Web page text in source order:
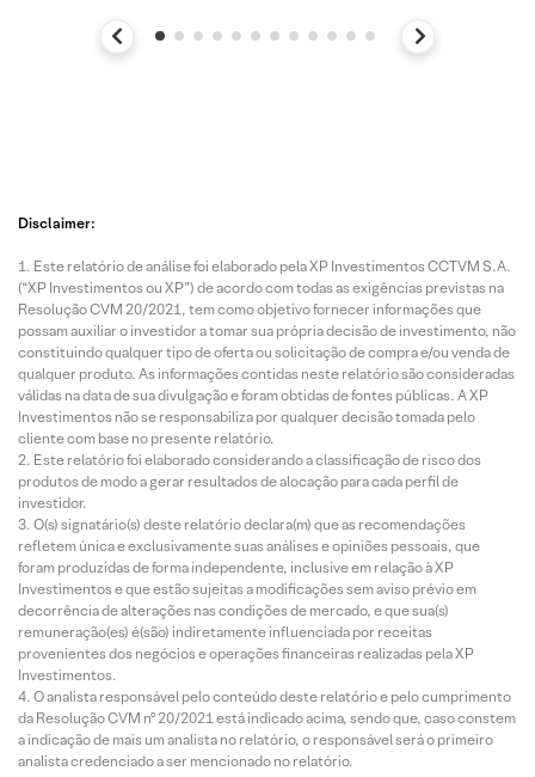
Disclaimer:
Este relatório de análise foi elaborado pela XP Investimentos CCTVM S.A.
(“XP Investimentos ou XP”) de acordo com todas as exigências previstas na
Resolução CVM 20/2021, tem como objetivo fornecer informações que
possam auxiliar o investidor a tomar sua própria decisão de investimento, não
constituindo qualquer tipo de oferta ou solicitação de compra e/ou venda de
qualquer produto. As informações contidas neste relatório são consideradas
válidas na data de sua divulgação e foram obtidas de fontes públicas. A XP
Investimentos não se responsabiliza por qualquer decisão tomada pelo
cliente com base no presente relatório.
Este relatório foi elaborado considerando a classificação de risco dos
produtos de modo a gerar resultados de alocação para cada perfil de
investidor.
O(s) signatário(s) deste relatório declara(m) que as recomendações
refletem única e exclusivamente suas análises e opiniões pessoais, que
foram produzidas de forma independente, inclusive em relação à XP
Investimentos e que estão sujeitas a modificações sem aviso prévio em
decorrência de alterações nas condições de mercado, e que sua(s)
remuneração(es) é(são) indiretamente influenciada por receitas
provenientes dos negócios e operações financeiras realizadas pela XP
Investimentos.
O analista responsável pelo conteúdo deste relatório e pelo cumprimento
da Resolução CVM nº 20/2021 está indicado acima, sendo que, caso constem
a indicação de mais um analista no relatório, o responsável será o primeiro
analista credenciado a ser mencionado no relatório.